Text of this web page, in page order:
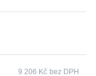
9 206 Kč bez DPH